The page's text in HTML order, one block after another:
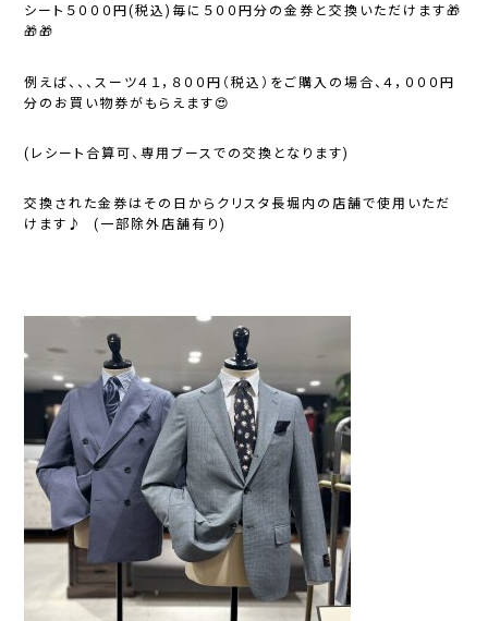
シート５０００円(税込)毎に５００円分の金券と交換いただけます🎁
🎁🎁
例えば、、、スーツ４１，８００円（税込）をご購入の場合、４，０００円
分のお買い物券がもらえます😍
(レシート合算可、専用ブースでの交換となります)
交換された金券はその日からクリスタ長堀内の店舗で使用いただ
けます♪ (一部除外店舗有り)